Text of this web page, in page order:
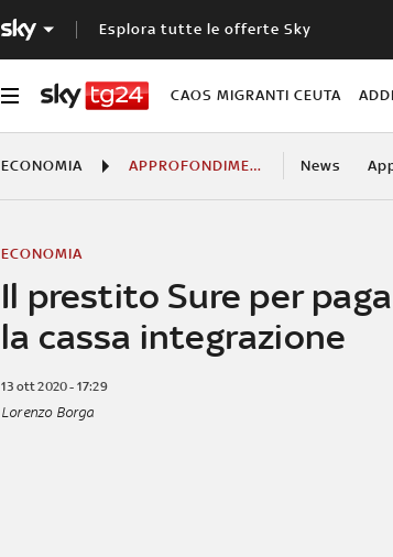
Esplora tutte le offerte Sky
CAOS MIGRANTI CEUTA
ECONOMIA APPROFONDIMENTI News
Il prestito Sure per
la cassa integrazione
ECONOMIA
13 ott 2020 - 17:29
Lorenzo Borga